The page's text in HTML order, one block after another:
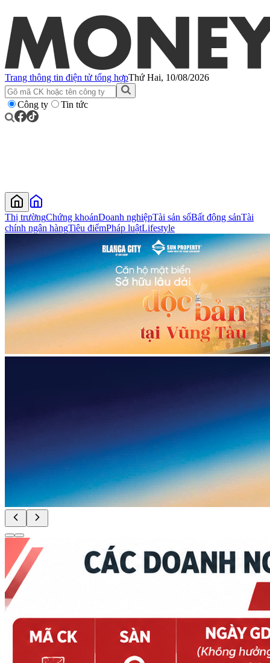
Trang thông tin điện tử tổng hợpThứ Hai, 10/08/2026
Công ty Tin tức
Thị trườngChứng khoánDoanh nghiệpTài sản sốBất động sảnTài
chính ngân hàngTiêu điểmPháp luậtLifestyle